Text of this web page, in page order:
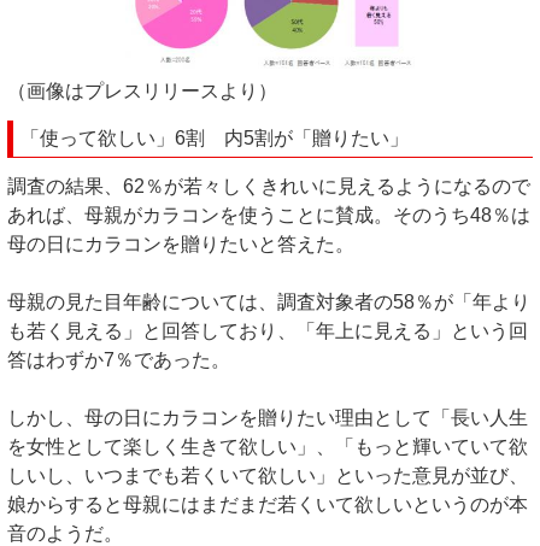
（画像はプレスリリースより）
「使って欲しい」6割 内5割が「贈りたい」
調査の結果、62％が若々しくきれいに見えるようになるので
あれば、母親がカラコンを使うことに賛成。そのうち48％は
母の日にカラコンを贈りたいと答えた。
母親の見た目年齢については、調査対象者の58％が「年より
も若く見える」と回答しており、「年上に見える」という回
答はわずか7％であった。
しかし、母の日にカラコンを贈りたい理由として「長い人生
を女性として楽しく生きて欲しい」、「もっと輝いていて欲
しいし、いつまでも若くいて欲しい」といった意見が並び、
娘からすると母親にはまだまだ若くいて欲しいというのが本
音のようだ。